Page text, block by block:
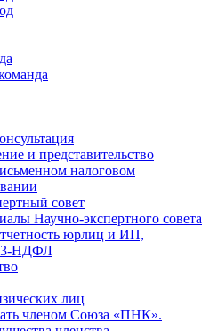
и представительство
налоговом
совет
Научно-экспертного совета
юрлиц и ИП,
3-НДФЛ
лиц
членом Союза «ПНК».